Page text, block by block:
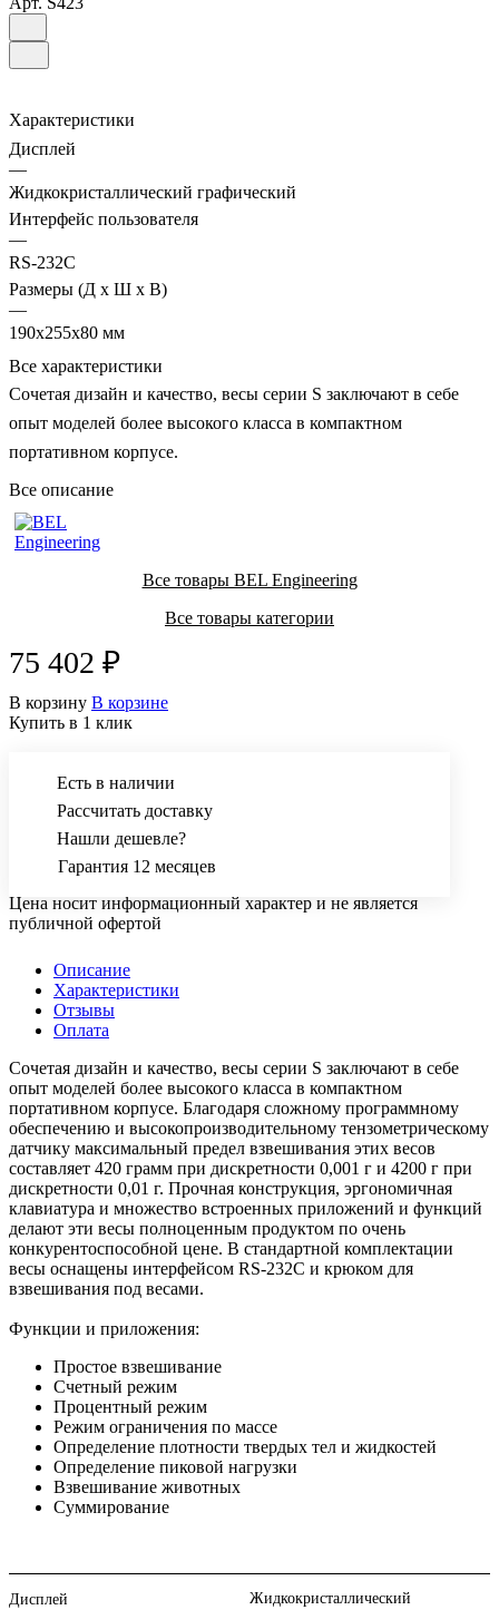
Характеристики
Дисплей
—
Жидкокристаллический графический
Интерфейс пользователя
—
RS-232C
Размеры (Д х Ш х В)
—
190х255х80 мм
Все характеристики
Сочетая дизайн и качество, весы серии S заключают в себе
опыт моделей более высокого класса в компактном
портативном корпусе.
Все описание
Все товары BEL Engineering
Все товары категории
75 402 ₽
В корзину В корзине
Купить в 1 клик
Есть в наличии
Рассчитать доставку
Нашли дешевле?
Гарантия 12 месяцев
Цена носит информационный характер и не является
публичной офертой
Описание
Характеристики
Отзывы
Оплата
Сочетая дизайн и качество, весы серии S заключают в себе
опыт моделей более высокого класса в компактном
портативном корпусе. Благодаря сложному программному
обеспечению и высокопроизводительному тензометрическому
датчику максимальный предел взвешивания этих весов
составляет 420 грамм при дискретности 0,001 г и 4200 г при
дискретности 0,01 г. Прочная конструкция, эргономичная
клавиатура и множество встроенных приложений и функций
делают эти весы полноценным продуктом по очень
конкурентоспособной цене. В стандартной комплектации
весы оснащены интерфейсом RS-232C и крюком для
взвешивания под весами.
Функции и приложения:
Простое взвешивание
Счетный режим
Процентный режим
Режим ограничения по массе
Определение плотности твердых тел и жидкостей
Определение пиковой нагрузки
Взвешивание животных
Суммирование
Дисплей
Жидкокристаллический